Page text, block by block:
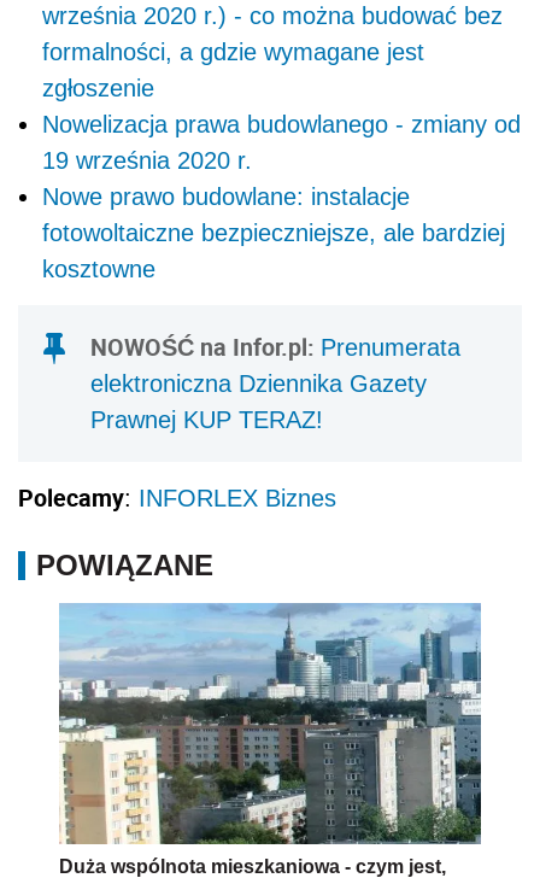
września 2020 r.) - co można budować bez
formalności, a gdzie wymagane jest
zgłoszenie
Nowelizacja prawa budowlanego - zmiany od
19 września 2020 r.
Nowe prawo budowlane: instalacje
fotowoltaiczne bezpieczniejsze, ale bardziej
kosztowne
NOWOŚĆ na Infor.pl: Prenumerata
elektroniczna Dziennika Gazety
Prawnej KUP TERAZ!
Polecamy: INFORLEX Biznes
POWIĄZANE
Duża wspólnota mieszkaniowa - czym jest,